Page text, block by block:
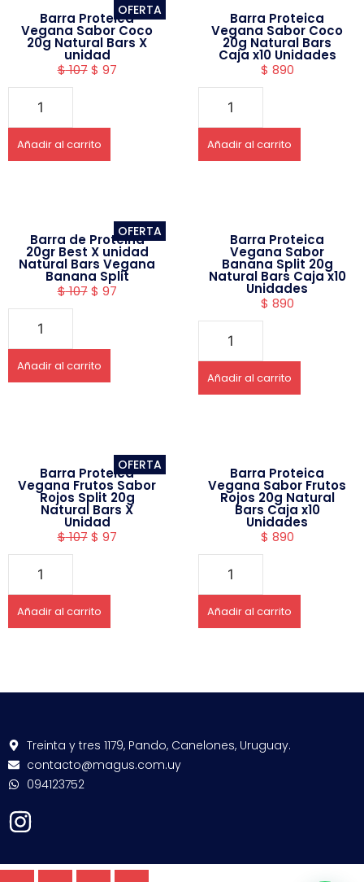
OFERTA
Barra Proteica
Vegana Sabor Coco
20g Natural Bars X
unidad
$107 $ 97
Añadir al carrito
Barra Proteica
Vegana Sabor Coco
20g Natural Bars
Caja x10 Unidades
$ 890
Añadir al carrito
OFERTA
Barra de Proteina
20gr Best X unidad
Natural Bars Vegana
Banana Split
$107 $ 97
Añadir al carrito
Barra Proteica
Vegana Sabor
Banana Split 20g
Natural Bars Caja x10
Unidades
$ 890
Añadir al carrito
OFERTA
Barra Proteica
Vegana Frutos Sabor
Rojos Split 20g
Natural Bars X
Unidad
$107 $ 97
Añadir al carrito
Barra Proteica
Vegana Sabor Frutos
Rojos 20g Natural
Bars Caja x10
Unidades
$ 890
Añadir al carrito
Treinta y tres 1179, Pando, Canelones, Uruguay.
contacto@magus.com.uy
094123752